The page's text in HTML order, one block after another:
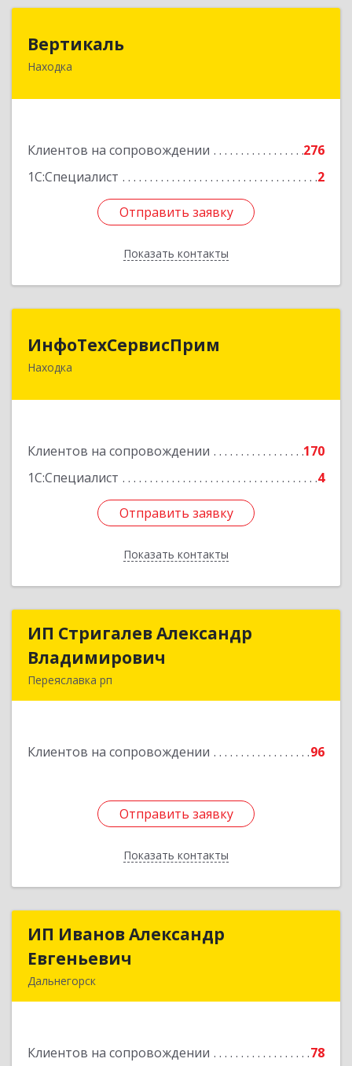
Вертикаль
Находка
Клиентов на сопровождении
276
1С:Специалист
2
Отправить заявку
Показать контакты
Отправить заявку
Назад
ИнфоТехСервисПрим
Находка
Клиентов на сопровождении
170
1С:Специалист
4
Отправить заявку
Показать контакты
Отправить заявку
Назад
ИП Стригалев Александр
Владимирович
Переяславка рп
Клиентов на сопровождении 96
Отправить заявку
Показать контакты
ИП Стригалев Александр
Подробнее
Отправить заявку
Назад
ИП Иванов Александр
Евгеньевич
Дальнегорск
Клиентов на сопровождении 78
ИП Иванов Александр
Подробнее